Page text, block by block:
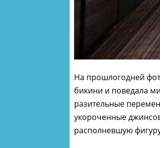
На прошлогодней
бикини и поведала
разительные
укороченные
располневшую